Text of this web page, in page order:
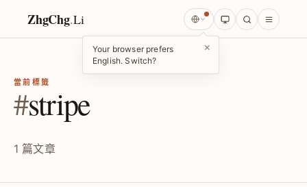
ZhgChg.Li
Your browser prefers
English. Switch?
×
當前標籤
#stripe
1 篇文章